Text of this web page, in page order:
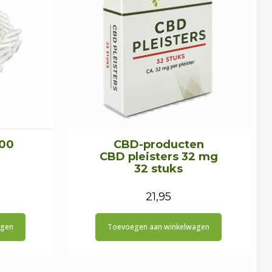
CBD-producten
CBD pleisters 32 mg
32 stuks
21,95
Toevoegen aan winkelwagen